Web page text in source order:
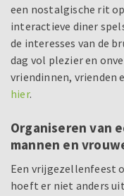
een nostalgische rit
interactieve diner
de interesses van de
dag vol plezier en
vriendinnen, vrienden
hier.
Organiseren van
mannen en
Een vrijgezellenfeest
hoeft er niet anders